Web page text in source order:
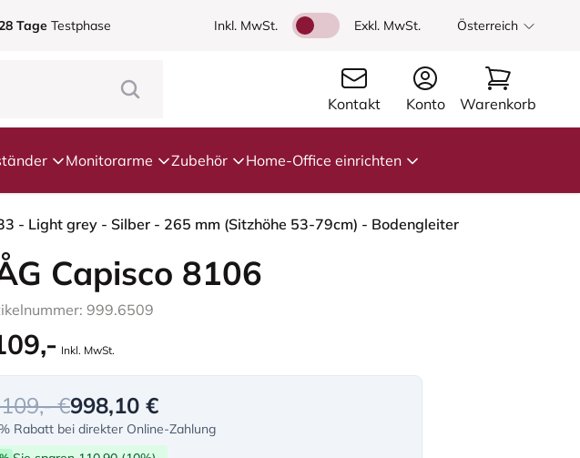
Tage Testphase Inkl. MwSt. Exkl. MwSt. Österreich
Kontakt Konto Warenkorb
Monitorarme Zubehör Home-Office einrichten
- Light grey - Silber - 265 mm (Sitzhöhe 53-79cm) - Bodengleiter
Capisco 8106
999.6509
Inkl. MwSt.
€998,10 €
Rabatt bei direkter Online-Zahlung